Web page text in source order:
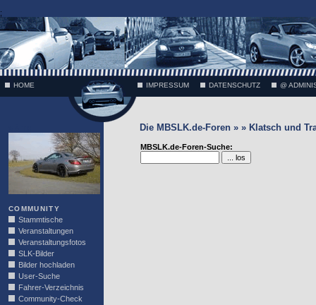
;
HOME IMPRESSUM DATENSCHUTZ @
COMMUNITY
Stammtische
Veranstaltungen
Veranstaltungsfotos
SLK-Bilder
Bilder hochladen
User-Suche
Fahrer-Verzeichnis
Community-Check
Die MBSLK.de-Foren » » Klatsch und
MBSLK.de-Foren-Suche: